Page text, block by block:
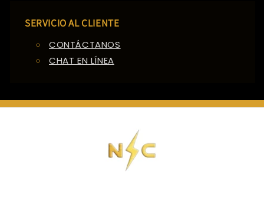
SERVICIO AL CLIENTE
CONTÁCTANOS
CHAT EN LÍNEA